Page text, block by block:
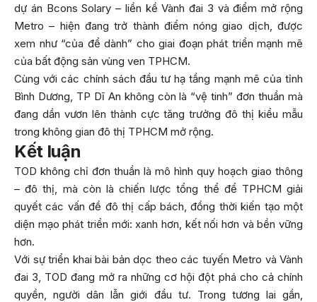
dự án Bcons Solary – liền kề Vành đai 3 và điểm mở rộng
Metro – hiện đang trở thành điểm nóng giao dịch, được
xem như “của để dành” cho giai đoạn phát triển mạnh mẽ
của bất động sản vùng ven TPHCM.
Cùng với các chính sách đầu tư hạ tầng mạnh mẽ của tỉnh
Bình Dương, TP Dĩ An không còn là “vệ tinh” đơn thuần mà
đang dần vươn lên thành cực tăng trưởng đô thị kiểu mẫu
trong không gian đô thị TPHCM mở rộng.
Kết luận
TOD không chỉ đơn thuần là mô hình quy hoạch giao thông
– đô thị, mà còn là chiến lược tổng thể để TPHCM giải
quyết các vấn đề đô thị cấp bách, đồng thời kiến tạo một
diện mạo phát triển mới: xanh hơn, kết nối hơn và bền vững
hơn.
Với sự triển khai bài bản dọc theo các tuyến Metro và Vành
đai 3, TOD đang mở ra những cơ hội đột phá cho cả chính
quyền, người dân lẫn giới đầu tư. Trong tương lai gần,